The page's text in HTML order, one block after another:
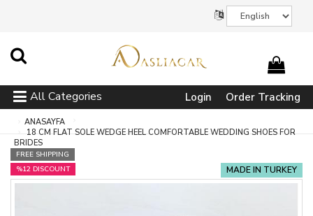
All Categories Login Order Tracking
ANASAYFA
18 CM FLAT SOLE WEDGE HEEL COMFORTABLE WEDDING SHOES FOR
BRIDES
FREE SHIPPING
%12 DISCOUNT
MADE IN TURKEY